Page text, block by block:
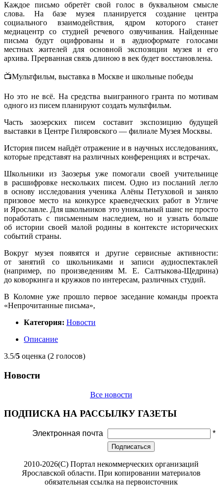
Каждое письмо обретёт свой голос в буквальном смысле
слова. На базе музея планируется создание центра
социального взаимодействия, ядром которого станет
медиацентр со студией речевого озвучивания. Найденные
письма будут оцифрованы и в аудиоформате голосами
местных жителей для основной экспозиции музея и его
архива. Прерванная связь длиною в век будет восстановлена.
📺Мультфильм, выставка в Москве и школьные победы
Но это не всё. На средства выигранного гранта по мотивам
одного из писем планируют создать мультфильм.
Часть заозерских писем составит экспозицию будущей
выставки в Центре Гиляровского — филиале Музея Москвы.
История писем найдёт отражение и в научных исследованиях,
которые представят на различных конференциях и встречах.
Школьники из Заозерья уже помогали своей учительнице
в расшифровке нескольких писем. Одно из посланий легло
в основу исследования ученика Алёны Петуховой и заняло
призовое место на конкурсе краеведческих работ в Угличе
и Ярославле. Для школьников это уникальный шанс не просто
поработать с письменным наследием, но и узнать больше
об истории своей малой родины в контексте исторических
событий страны.
Вокруг музея появятся и другие сервисные активности:
от занятий со школьниками и записи аудиоспектаклей
(например, по произведениям М. Е. Салтыкова-Щедрина)
до коворкинга и кружков по интересам, различных студий.
В Коломне уже прошло первое заседание команды проекта
«Непрочитанные письма»,
Категория: Новости
Описание
3.5/5 оценка (2 голосов)
Новости
Все новости
ПОДПИСКА НА РАССЫЛКУ ГАЗЕТЫ
Электронная почта *
Подписаться
2010-2026(С) Портал некоммерческих организаций
Ярославской области. При копировании материалов
обязательная ссылка на первоисточник